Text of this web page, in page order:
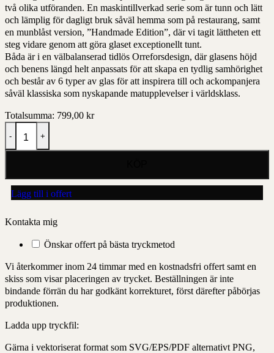
två olika utföranden. En maskintillverkad serie som är tunn och lätt
och lämplig för dagligt bruk såväl hemma som på restaurang, samt
en munblåst version, ”Handmade Edition”, där vi tagit lättheten ett
steg vidare genom att göra glaset exceptionellt tunt.
Båda är i en välbalanserad tidlös Orreforsdesign, där glasens höjd
och benens längd helt anpassats för att skapa en tydlig samhörighet
och består av 6 typer av glas för att inspirera till och ackompanjera
såväl klassiska som nyskapande matupplevelser i världsklass.
Kontakta mig
Önskar offert på bästa tryckmetod
Vi återkommer inom 24 timmar med en kostnadsfri offert samt en
skiss som visar placeringen av trycket. Beställningen är inte
bindande förrän du har godkänt korrekturet, först därefter påbörjas
produktionen.
Ladda upp tryckfil:
Gärna i vektoriserat format som SVG/EPS/PDF alternativt PNG,
Totalsumma: 799,00 kr
Lägg till i offert